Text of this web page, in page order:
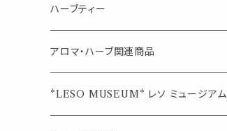
シングル
ブレンド
キャンディー
ペーパークリップ
ウェルカムボード・装飾
席札クリップ
ロールオンボトル
スプレーボトル
スポイトボトル
ハーブティー
ブレンド
ジュエル オブ ビューティー
シングル
アロマ・ハーブ関連商品
エッセンシャルオイル
*LESO MUSEUM* レソ ミュージアム